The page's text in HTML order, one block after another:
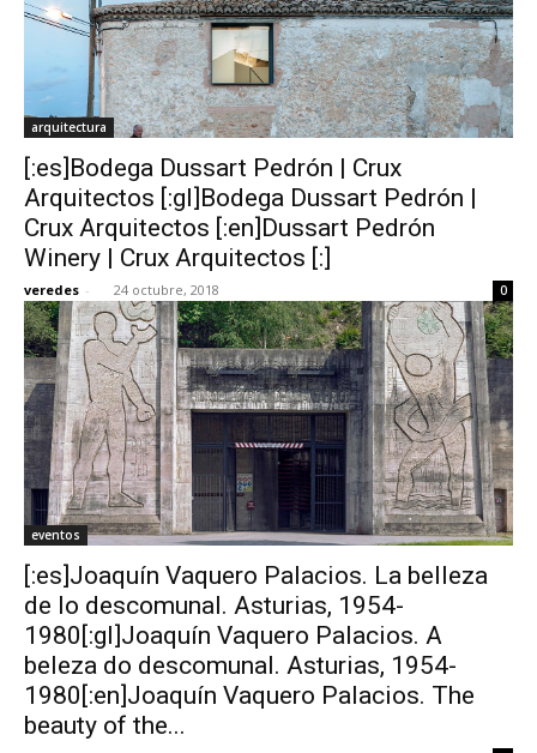
arquitectura
[:es]Bodega Dussart Pedrón | Crux
Arquitectos [:gl]Bodega Dussart Pedrón |
Crux Arquitectos [:en]Dussart Pedrón
Winery | Crux Arquitectos [:]
veredes - 24 octubre, 2018 0
eventos
[:es]Joaquín Vaquero Palacios. La belleza
de lo descomunal. Asturias, 1954-
1980[:gl]Joaquín Vaquero Palacios. A
beleza do descomunal. Asturias, 1954-
1980[:en]Joaquín Vaquero Palacios. The
beauty of the...